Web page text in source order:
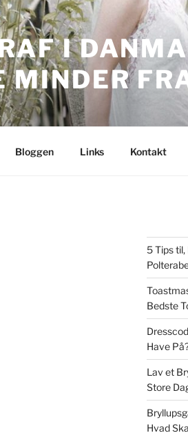
I
MINDER
Bloggen Links Kontakt
5 Tips
Bedste
Have
Lav et
Store
Hvad